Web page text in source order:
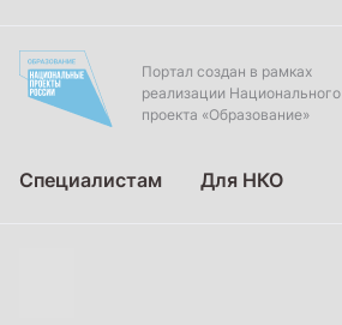
Портал создан в рамках
реализации Национального
проекта «Образование»
Специалистам Для НКО